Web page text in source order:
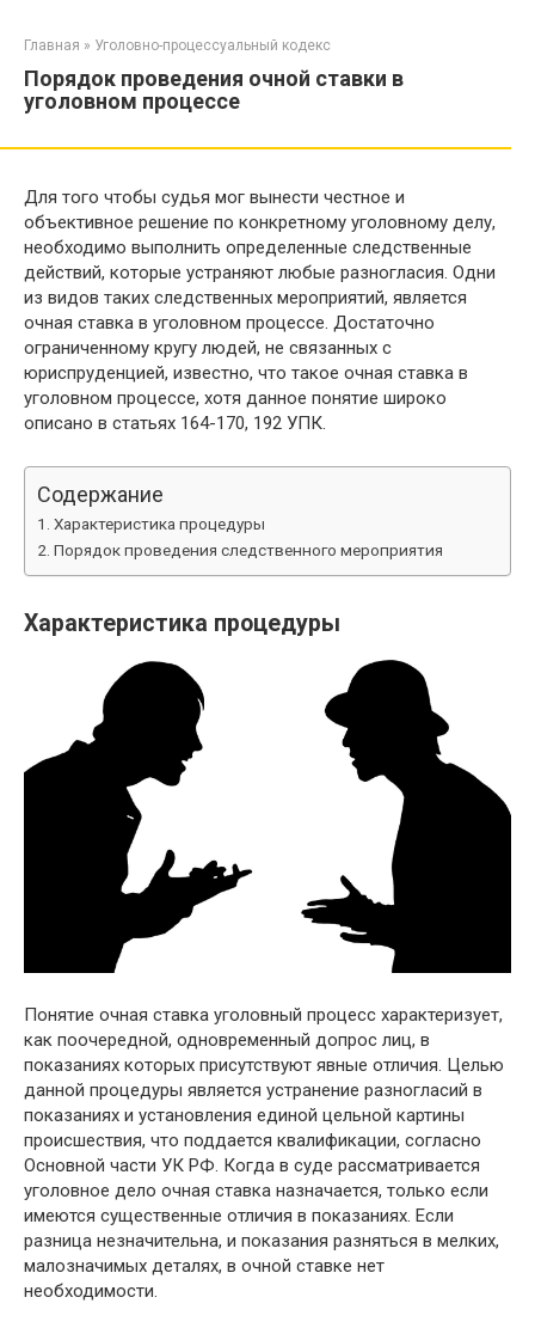
Главная » Уголовно-процессуальный кодекс
Порядок проведения очной ставки в
уголовном процессе
Для того чтобы судья мог вынести честное и
объективное решение по конкретному уголовному делу,
необходимо выполнить определенные следственные
действий, которые устраняют любые разногласия. Одни
из видов таких следственных мероприятий, является
очная ставка в уголовном процессе. Достаточно
ограниченному кругу людей, не связанных с
юриспруденцией, известно, что такое очная ставка в
уголовном процессе, хотя данное понятие широко
описано в статьях 164-170, 192 УПК.
Содержание
Характеристика процедуры
Порядок проведения следственного мероприятия
Характеристика процедуры
Понятие очная ставка уголовный процесс характеризует,
как поочередной, одновременный допрос лиц, в
показаниях которых присутствуют явные отличия. Целью
данной процедуры является устранение разногласий в
показаниях и установления единой цельной картины
происшествия, что поддается квалификации, согласно
Основной части УК РФ. Когда в суде рассматривается
уголовное дело очная ставка назначается, только если
имеются существенные отличия в показаниях. Если
разница незначительна, и показания разняться в мелких,
малозначимых деталях, в очной ставке нет
необходимости.